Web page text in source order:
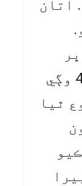
اتان
واري وقت موجب صبح 4:36 وڳي
ٿيا